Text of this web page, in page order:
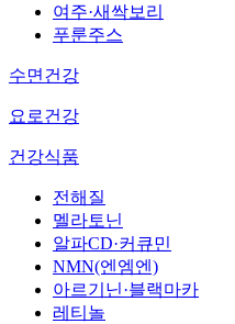
여주·새싹보리
푸룬주스
수면건강
요로건강
건강식품
전해질
멜라토닌
알파CD·커큐민
NMN(엔엠엔)
아르기닌·블랙마카
레티놀